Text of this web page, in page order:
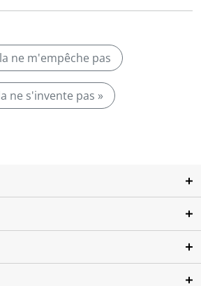
ne m'empêche pas
ne s'invente pas »